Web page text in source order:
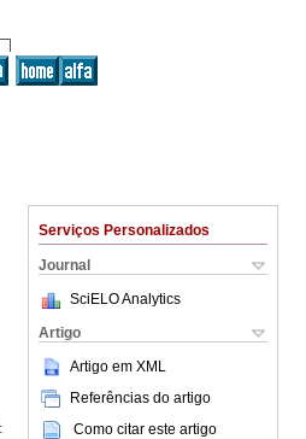
Serviços Personalizados
Journal
SciELO Analytics
Artigo
Artigo em XML
Referências do artigo
Como citar este artigo